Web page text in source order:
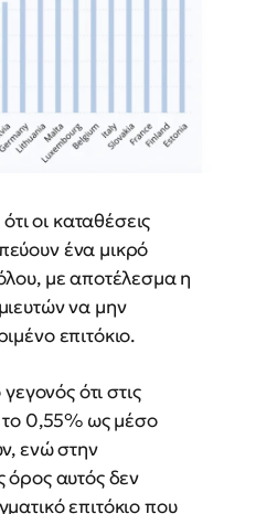
οι καταθέσεις
ένα μικρό
με αποτέλεσμα η
να μην
επιτόκιο.
ότι στις
το 0,55% ως μέσο
ενώ στην
όρος αυτός δεν
επιτόκιο που